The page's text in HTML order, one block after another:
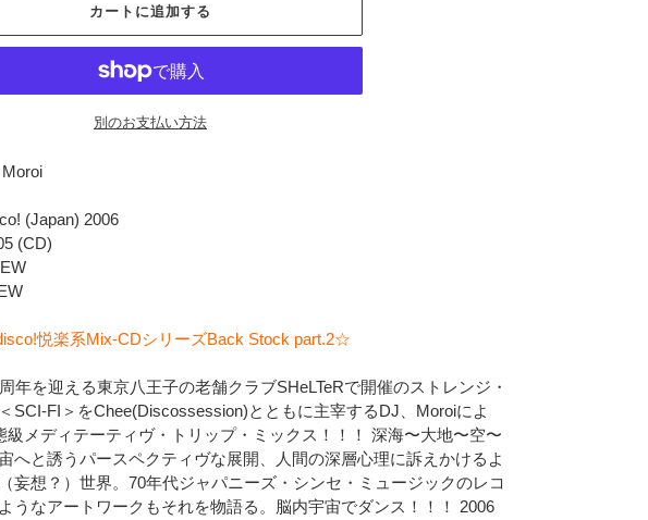
カートに追加する
別のお支払い方法
(Japan) 2006
(CD)
悦楽系Mix-CDシリーズBack Stock part.2☆
年を迎える東京八王子の老舗クラブSHeLTeRで開催のストレンジ・
SCI-FI＞をChee(Discossession)とともに主宰するDJ、Moroiによ
級メディテーティヴ・トリップ・ミックス！！！ 深海〜大地〜空〜
へと誘うパースペクティヴな展開、人間の深層心理に訴えかけるよ
妄想？）世界。70年代ジャパニーズ・シンセ・ミュージックのレコ
うなアートワークもそれを物語る。脳内宇宙でダンス！！！ 2006